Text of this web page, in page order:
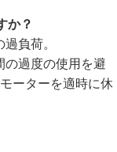
か？
負荷。
過度の使用を避
ーターを適時に休